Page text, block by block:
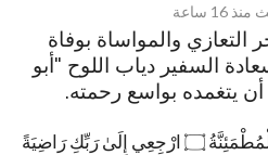
منذ 16 ساعة
التعازي والمواساة بوفاة
السفير دياب اللوح "أبو
أن يتغمده بواسع رحمته.
قال تعالى: ﴿يَا أَيَّتُهَا النَّفْسُ الْمُطْمَئِنَّةُ ۝ ارْجِعِي إِلَىٰ رَبِّكِ رَاضِيَةً